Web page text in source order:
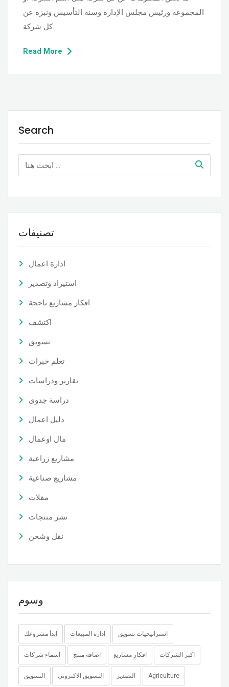
المجموعه ورئيس مجلس الإدارة وسنه التأسيس ونبزه عن
كل شركة.
Read More
Search
تصنيفات
ادارة اعمال
استيراد وتصدير
افكار مشاريع ناجحة
اكتشف
تسويق
تعلم خبرات
تقارير ودراسات
دراسة جدوى
دليل اعمال
مال اوعمال
مشاريع زراعية
مشاريع صناعية
مقلات
نشر منتجات
نقل وشحن
وسوم
ابدأ مشروعك ادارة المبيعات استراتيجيات تسويق
اسماء شركات اضافة منتج افكار مشاريع اكبر الشركات
التسويق التسويق الاكتروني التصدير Agriculture